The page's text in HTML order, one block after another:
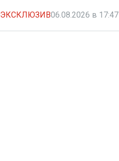
ЭКСКЛЮЗИВ06.08.2026 в 17:47